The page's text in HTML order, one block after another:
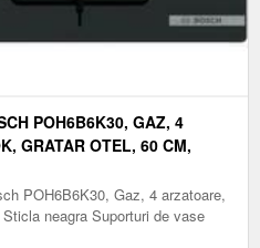
POH6B6K30, GAZ, 4
GRATAR OTEL, 60 CM,
POH6B6K30, Gaz, 4 arzatoare,
neagra Suporturi de vase